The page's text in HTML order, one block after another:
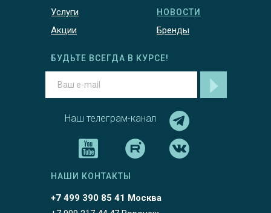
Услуги
Акции
НОВОСТИ
Бренды
Наш телеграм-канал
БУДЬТЕ ВСЕГДА В КУРСЕ!
+7 499 390 85 41 Москва
НАШИ КОНТАКТЫ